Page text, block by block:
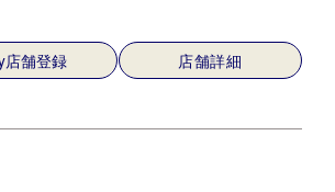
店舗登録 店舗詳細